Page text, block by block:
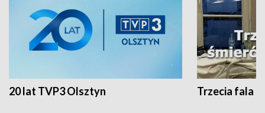
20 lat TVP3 Olsztyn Trzecia fala -